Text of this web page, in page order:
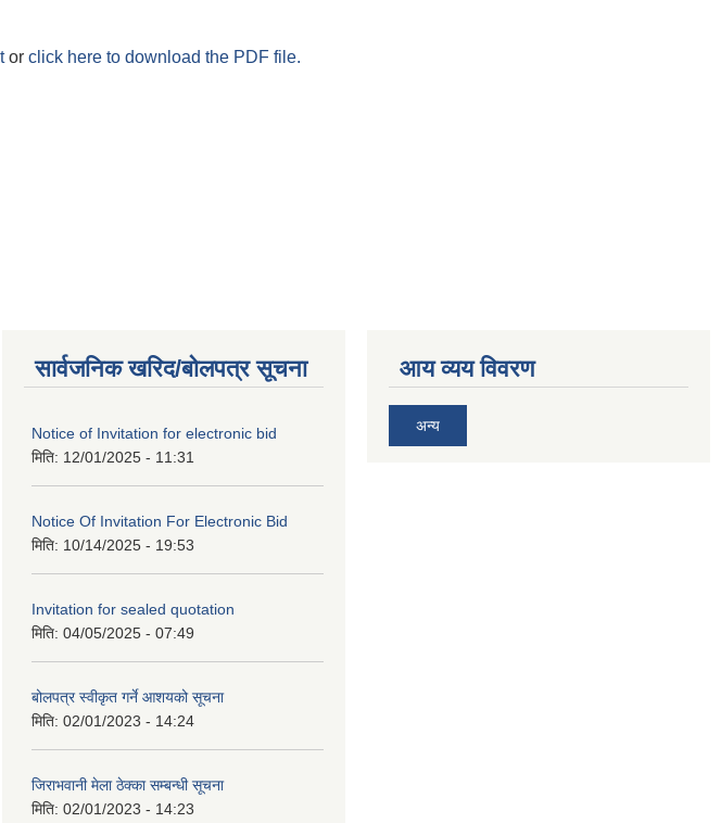
or click here to download the PDF file.
सार्वजनिक खरिद/बोलपत्र सूचना
Notice of Invitation for electronic bid
मिति: 12/01/2025 - 11:31
Notice Of Invitation For Electronic Bid
मिति: 10/14/2025 - 19:53
Invitation for sealed quotation
मिति: 04/05/2025 - 07:49
बोलपत्र स्वीकृत गर्ने आशयको सूचना
मिति: 02/01/2023 - 14:24
जिराभवानी मेला ठेक्का सम्बन्धी सूचना
मिति: 02/01/2023 - 14:23
आय व्यय विवरण
अन्य